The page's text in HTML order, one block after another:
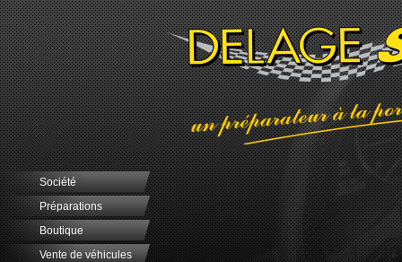
Société
Préparations
Boutique
Vente de véhicules